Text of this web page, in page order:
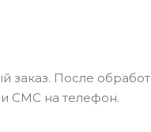
После
СМС на телефон.